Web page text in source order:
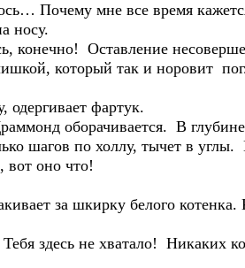
Почему мне все время
носу.
конечно! Оставление
который так и норовит
одергивает фартук.
оборачивается. В
шагов по холлу, тычет в углы.
оно что!
за шкирку белого
здесь не хватало! Никаких